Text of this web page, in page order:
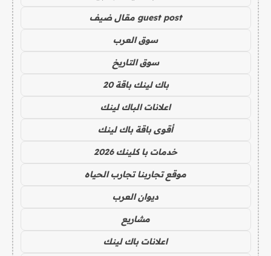
guest post مقال ضيف
سوق العرب
سوق التاريخ
باك لينك باقة 20
اعلانات الباك لينك
أقوى باقة باك لينك
خدمات با كلينك 2026
موقع تجاربنا تجارب الحياه
ديوان العرب
مشاريع
اعلانات باك لينك